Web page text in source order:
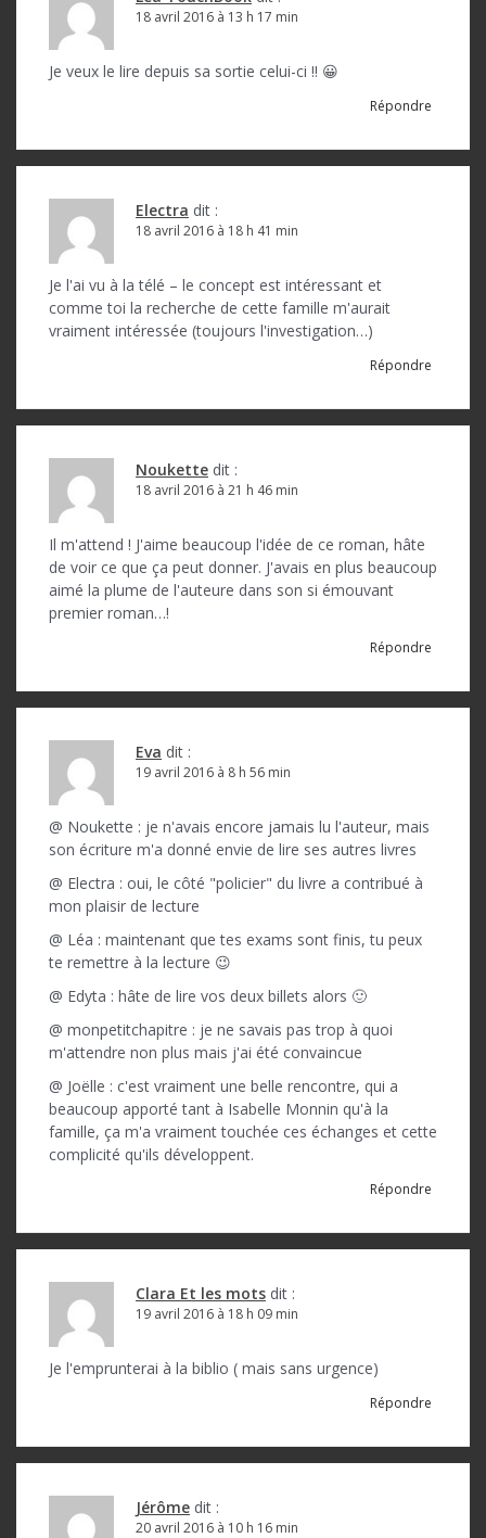
18 avril 2016 à 13 h 17 min
Je veux le lire depuis sa sortie celui-ci !! 😀
Répondre
Electra dit :
18 avril 2016 à 18 h 41 min
Je l'ai vu à la télé – le concept est intéressant et
comme toi la recherche de cette famille m'aurait
vraiment intéressée (toujours l'investigation…)
Répondre
Noukette dit :
18 avril 2016 à 21 h 46 min
Il m'attend ! J'aime beaucoup l'idée de ce roman, hâte
de voir ce que ça peut donner. J'avais en plus beaucoup
aimé la plume de l'auteure dans son si émouvant
premier roman…!
Répondre
Eva dit :
19 avril 2016 à 8 h 56 min
@ Noukette : je n'avais encore jamais lu l'auteur, mais
son écriture m'a donné envie de lire ses autres livres
@ Electra : oui, le côté "policier" du livre a contribué à
mon plaisir de lecture
@ Léa : maintenant que tes exams sont finis, tu peux
te remettre à la lecture 😉
@ Edyta : hâte de lire vos deux billets alors 🙂
@ monpetitchapitre : je ne savais pas trop à quoi
m'attendre non plus mais j'ai été convaincue
@ Joëlle : c'est vraiment une belle rencontre, qui a
beaucoup apporté tant à Isabelle Monnin qu'à la
famille, ça m'a vraiment touchée ces échanges et cette
complicité qu'ils développent.
Répondre
Clara Et les mots dit :
19 avril 2016 à 18 h 09 min
Je l'emprunterai à la biblio ( mais sans urgence)
Répondre
Jérôme dit :
20 avril 2016 à 10 h 16 min